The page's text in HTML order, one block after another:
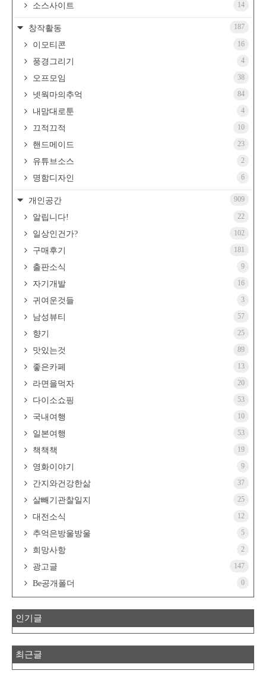
소스사이트 14
창작활동 187
이모티콘 16
풍경그리기 4
오프모임 38
넷웍마의추억 84
내맘대로툰 4
끄적끄적 10
핸드메이드 23
유튜브소스 2
명함디자인 6
개인공간 909
알립니다! 22
일상인건가? 102
구매후기 181
출판소식 9
자기개발 16
귀여운것들 3
남성뷰티 57
향기 25
맛있는것 89
좋은카페 13
라면을먹자 20
다이소쇼핑 53
국내여행 10
일본여행 53
책책책 19
영화이야기 9
간지와건강한삶 37
살빼기관찰일지 25
대전소식 12
추억은방울방울 5
희망사항 2
광고글 147
Be공개폴더 0
인기글
최근글